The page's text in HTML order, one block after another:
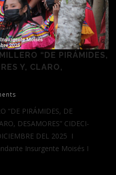
“DE PIRÁMIDES,
Y, CLARO,
“DE PIRÁMIDES, DE
DESAMORES” CIDECI-
DEL 2025 I
Insurgente Moisés I